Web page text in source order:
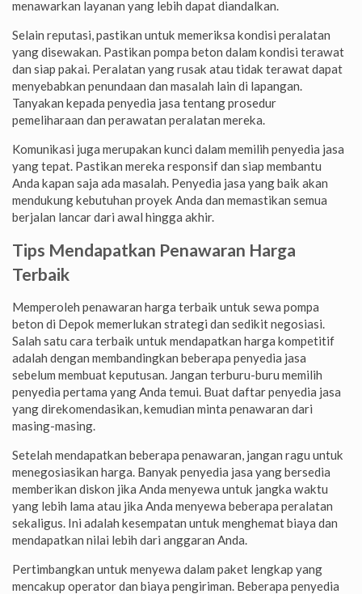
menawarkan layanan yang lebih dapat diandalkan.
Selain reputasi, pastikan untuk memeriksa kondisi peralatan
yang disewakan. Pastikan pompa beton dalam kondisi terawat
dan siap pakai. Peralatan yang rusak atau tidak terawat dapat
menyebabkan penundaan dan masalah lain di lapangan.
Tanyakan kepada penyedia jasa tentang prosedur
pemeliharaan dan perawatan peralatan mereka.
Komunikasi juga merupakan kunci dalam memilih penyedia jasa
yang tepat. Pastikan mereka responsif dan siap membantu
Anda kapan saja ada masalah. Penyedia jasa yang baik akan
mendukung kebutuhan proyek Anda dan memastikan semua
berjalan lancar dari awal hingga akhir.
Tips Mendapatkan Penawaran Harga
Terbaik
Memperoleh penawaran harga terbaik untuk sewa pompa
beton di Depok memerlukan strategi dan sedikit negosiasi.
Salah satu cara terbaik untuk mendapatkan harga kompetitif
adalah dengan membandingkan beberapa penyedia jasa
sebelum membuat keputusan. Jangan terburu-buru memilih
penyedia pertama yang Anda temui. Buat daftar penyedia jasa
yang direkomendasikan, kemudian minta penawaran dari
masing-masing.
Setelah mendapatkan beberapa penawaran, jangan ragu untuk
menegosiasikan harga. Banyak penyedia jasa yang bersedia
memberikan diskon jika Anda menyewa untuk jangka waktu
yang lebih lama atau jika Anda menyewa beberapa peralatan
sekaligus. Ini adalah kesempatan untuk menghemat biaya dan
mendapatkan nilai lebih dari anggaran Anda.
Pertimbangkan untuk menyewa dalam paket lengkap yang
mencakup operator dan biaya pengiriman. Beberapa penyedia